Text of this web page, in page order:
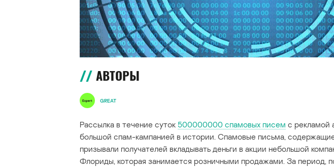
АВТОРЫ
GREAT
Рассылка в течение суток 500000000 спамовых писем с рекламой
большой спам-кампанией в истории. Спамовые письма,
призывали получателей вкладывать деньги в акции небольшой
Флориды, которая занимается розничными продажами. За период,